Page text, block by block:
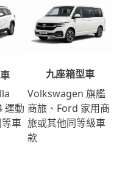
運動
車
九座箱型車
Volkswagen 旗艦
商旅、Ford 家用商
旅或其他同等級車
款